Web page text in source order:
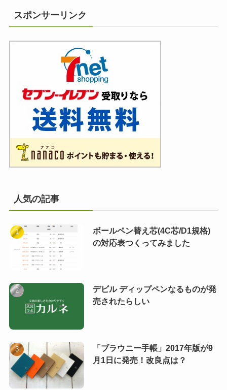
スポンサーリンク
人気の記事
ボールペン替え芯(4C芯/D1規格)
の対応表つくってみました
デビル ディップペンなるものが発
売されたらしい
「ブラウニー手帳」2017年版が9
月1日に発売！改良点は？